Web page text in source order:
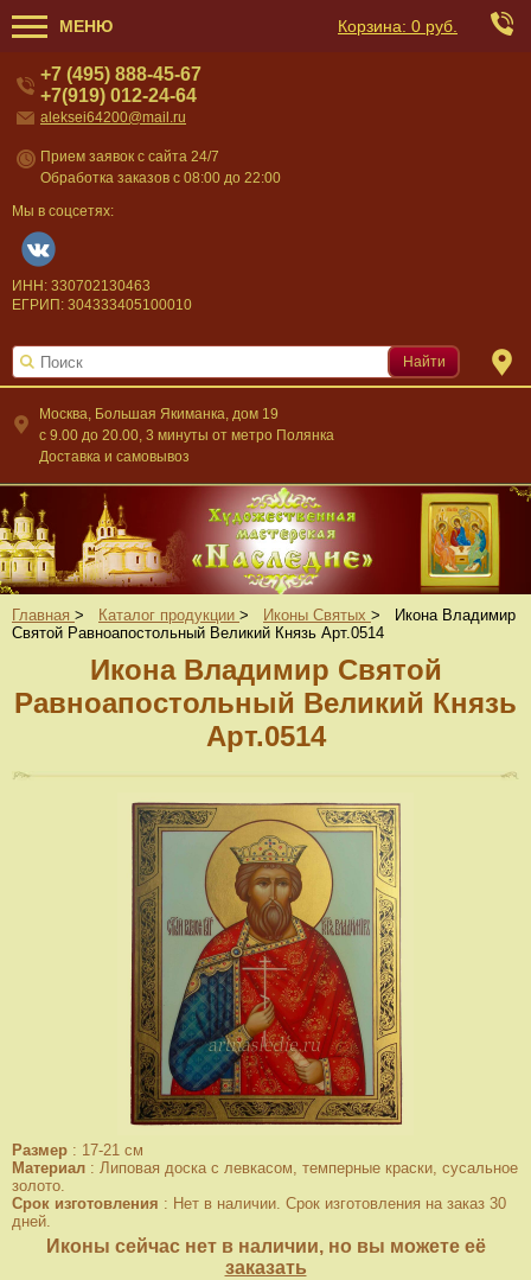
МЕНЮ Корзина: 0 руб.
Москва, Большая Якиманка, дом 19
c 9.00 до 20.00, 3 минуты от метро Полянка
Доставка и самовывоз
+7 (495) 888-45-67
+7(919) 012-24-64
aleksei64200@mail.ru
Прием заявок с сайта 24/7
Обработка заказов с 08:00 до 22:00
Мы в соцсетях:
ИНН: 330702130463
ЕГРИП: 304333405100010
Найти
Главная > Каталог продукции > Иконы Святых >
Икона Владимир
Святой Равноапостольный Великий Князь Арт.0514
Икона Владимир Святой
Равноапостольный Великий Князь
Арт.0514
Размер : 17-21 см
Материал : Липовая доска с левкасом, темперные краски, сусальное
золото.
Срок изготовления : Нет в наличии. Срок изготовления на заказ 30
дней.
Иконы сейчас нет в наличии, но вы можете её
заказать